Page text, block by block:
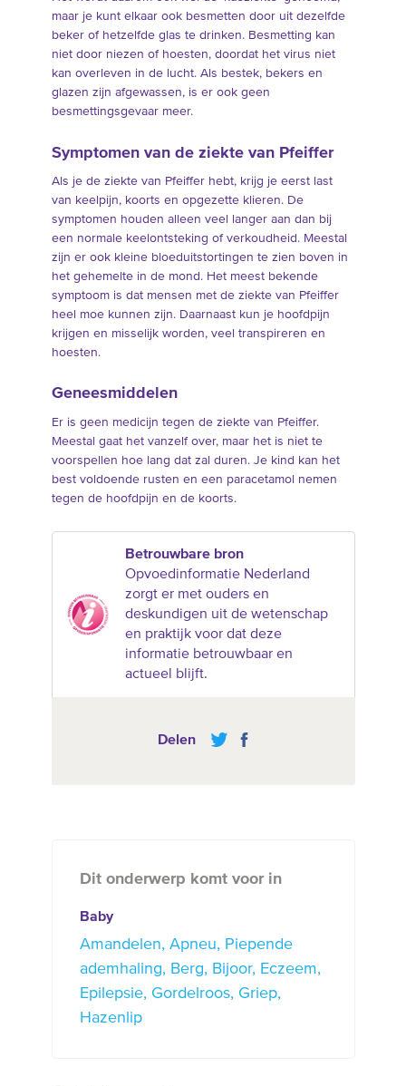
maar je kunt elkaar ook besmetten door uit dezelfde
beker of hetzelfde glas te drinken. Besmetting kan
niet door niezen of hoesten, doordat het virus niet
kan overleven in de lucht. Als bestek, bekers en
glazen zijn afgewassen, is er ook geen
besmettingsgevaar meer.
Symptomen van de ziekte van Pfeiffer
Als je de ziekte van Pfeiffer hebt, krijg je eerst last
van keelpijn, koorts en opgezette klieren. De
symptomen houden alleen veel langer aan dan bij
een normale keelontsteking of verkoudheid. Meestal
zijn er ook kleine bloeduitstortingen te zien boven in
het gehemelte in de mond. Het meest bekende
symptoom is dat mensen met de ziekte van Pfeiffer
heel moe kunnen zijn. Daarnaast kun je hoofdpijn
krijgen en misselijk worden, veel transpireren en
hoesten.
Geneesmiddelen
Er is geen medicijn tegen de ziekte van Pfeiffer.
Meestal gaat het vanzelf over, maar het is niet te
voorspellen hoe lang dat zal duren. Je kind kan het
best voldoende rusten en een paracetamol nemen
tegen de hoofdpijn en de koorts.
Betrouwbare bron
Opvoedinformatie Nederland
zorgt er met ouders en
deskundigen uit de wetenschap
en praktijk voor dat deze
informatie betrouwbaar en
actueel blijft.
Delen
Dit onderwerp komt voor in
Baby
Amandelen Apneu
Piepende
ademhaling
Berg Bijoor
Eczeem
Epilepsie Gordelroos Griep
Hazenlip